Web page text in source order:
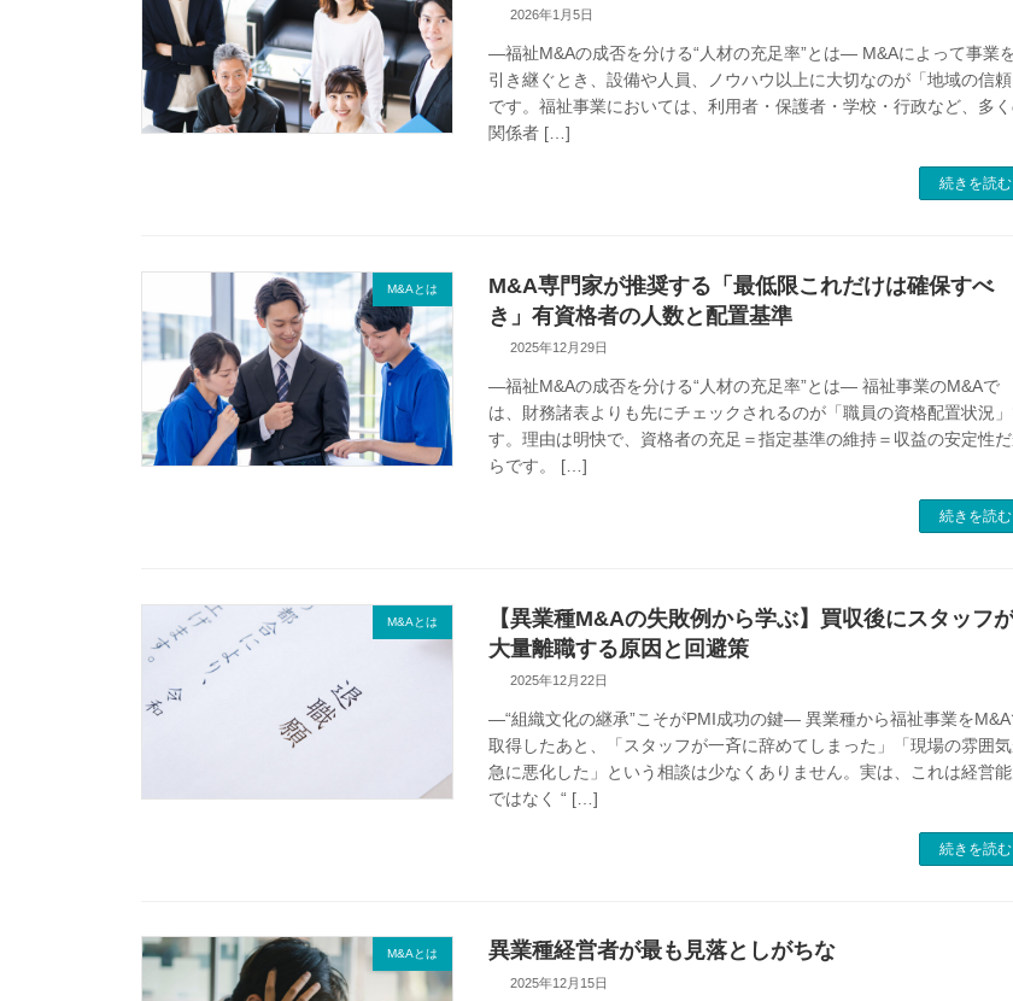
2026年1月5日
―福祉M&Aの成否を分ける“人材の充足率”とは― M&Aによって事業
引き継ぐとき、設備や人員、ノウハウ以上に大切なのが「地域の信頼
です。福祉事業においては、利用者・保護者・学校・行政など、多
関係者 […]
続きを読む
M&Aとは
M&A専門家が推奨する「最低限これだけは確保すべ
き」有資格者の人数と配置基準
2025年12月29日
―福祉M&Aの成否を分ける“人材の充足率”とは― 福祉事業のM&Aで
は、財務諸表よりも先にチェックされるのが「職員の資格配置状況
す。理由は明快で、資格者の充足＝指定基準の維持＝収益の安定性
らです。 […]
続きを読む
M&Aとは
【異業種M&Aの失敗例から学ぶ】買収後にスタッフ
大量離職する原因と回避策
2025年12月22日
―“組織文化の継承”こそがPMI成功の鍵― 異業種から福祉事業をM&A
取得したあと、「スタッフが一斉に辞めてしまった」「現場の雰囲
急に悪化した」という相談は少なくありません。実は、これは経営能
ではなく “ […]
続きを読む
M&Aとは 異業種経営者が最も見落としがちな
2025年12月15日